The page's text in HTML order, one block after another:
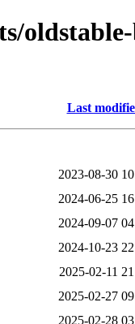
Last
2023-08-30
2024-06-25
2024-09-07
2024-10-23
2025-02-11
2025-02-27
2025-02-28